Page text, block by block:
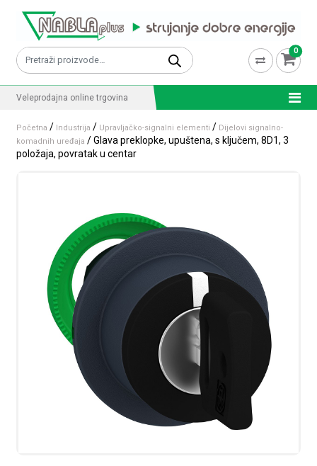
Pretraži: 0
Veleprodajna online trgovina
Početna / Industrija / Upravljačko-signalni elementi / Dijelovi signalno-
komadnih uređaja / Glava preklopke, upuštena, s ključem, 8D1, 3
položaja, povratak u centar